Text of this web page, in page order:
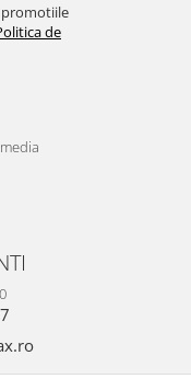
promotiile
de